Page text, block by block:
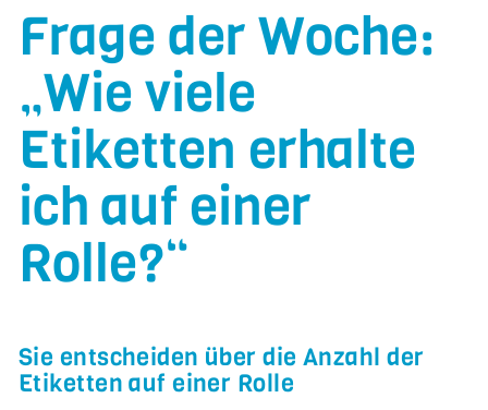
Frage der Woche:
„Wie viele
Etiketten erhalte
ich auf einer
Rolle?“
Sie entscheiden über die Anzahl der
Etiketten auf einer Rolle